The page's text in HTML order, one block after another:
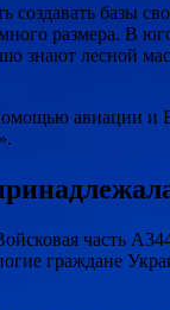
создавать базы
размера. В
лесной
авиации и
часть
граждане